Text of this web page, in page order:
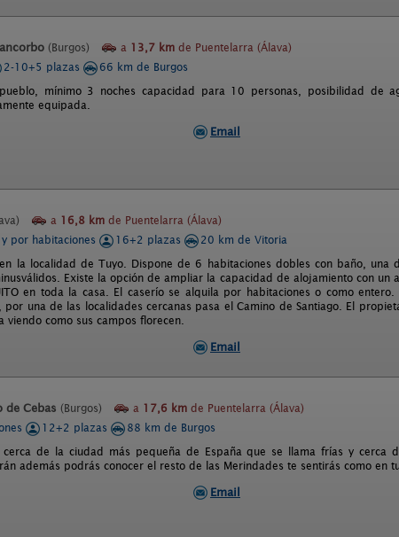
(Burgos) a 13,7 km de Puentelarra (Álava)
2-10+5 plazas
66 km de Burgos
mínimo 3 noches capacidad para 10 personas, posibilidad de
equipada.
Email
a 16,8 km de Puentelarra (Álava)
por habitaciones
16+2 plazas
20 km de Vitoria
la localidad de Tuyo. Dispone de 6 habitaciones dobles con baño, una
Existe la opción de ampliar la capacidad de alojamiento con un
en toda la casa. El caserío se alquila por habitaciones o como
una de las localidades cercanas pasa el Camino de Santiago. El
viendo como sus campos florecen.
Email
de Cebas (Burgos) a 17,6 km de Puentelarra (Álava)
12+2 plazas
88 km de Burgos
cerca de la ciudad más pequeña de España que se llama frías y cerca
además podrás conocer el resto de las Merindades te sentirás como en tu
Email